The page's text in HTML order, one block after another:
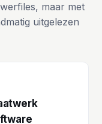
maar met
uitgelezen